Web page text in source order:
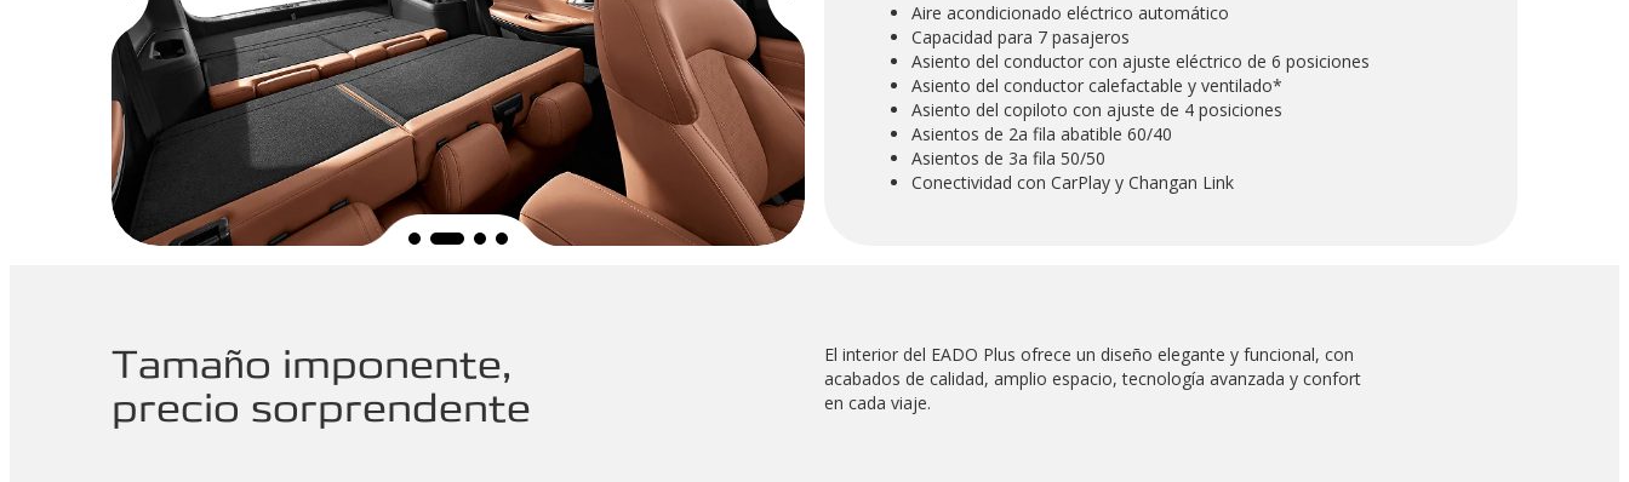
Aire acondicionado eléctrico automático
Capacidad para 7 pasajeros
Asiento del conductor con ajuste eléctrico de 6 posiciones
Asiento del conductor calefactable y ventilado*
Asiento del copiloto con ajuste de 4 posiciones
Asientos de 2a fila abatible 60/40
Asientos de 3a fila 50/50
Conectividad con CarPlay y Changan Link
Tamaño imponente,
precio sorprendente
El interior del EADO Plus ofrece un diseño elegante y funcional, con
acabados de calidad, amplio espacio, tecnología avanzada y confort
en cada viaje.